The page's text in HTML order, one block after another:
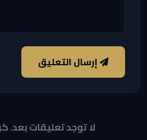
إرسال التعليق
لا توجد تعليقات